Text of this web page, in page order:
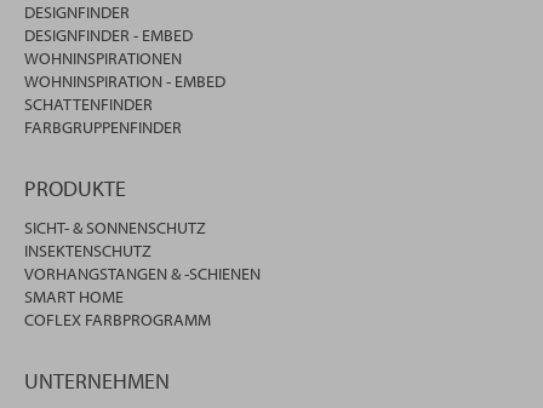
DESIGNFINDER
DESIGNFINDER - EMBED
WOHNINSPIRATIONEN
WOHNINSPIRATION - EMBED
SCHATTENFINDER
FARBGRUPPENFINDER
PRODUKTE
SICHT- & SONNENSCHUTZ
INSEKTENSCHUTZ
VORHANGSTANGEN & -SCHIENEN
SMART HOME
COFLEX FARBPROGRAMM
UNTERNEHMEN